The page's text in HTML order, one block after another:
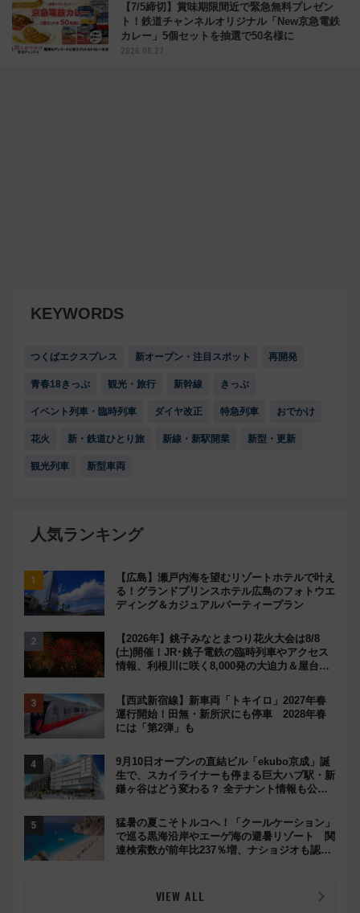
【7/5締切】賞味期限間近で緊急無料プレゼン
ト！鉄道チャンネルオリジナル「New京急電鉄
カレー」5個セットを抽選で50名様に
2026.06.27
KEYWORDS
つくばエクスプレス 新オープン・注目スポット 再開発
青春18きっぷ 観光・旅行 新幹線 きっぷ
イベント列車・臨時列車 ダイヤ改正 特急列車 おでかけ
花火 新・鉄道ひとり旅 新線・新駅開業 新型・更新
観光列車 新型車両
人気ランキング
【広島】瀬戸内海を望むリゾートホテルで叶え
る！グランドプリンスホテル広島のフォトウエ
ディング＆カジュアルパーティープラン
【2026年】銚子みなとまつり花火大会は8/8
(土)開催！JR･銚子電鉄の臨時列車やアクセス
情報、利根川に咲く8,000発の大迫力＆屋台を
【西武新宿線】新車両「トキイロ」2027年春
運行開始！田無・新所沢にも停車 2028年春
には「第2弾」も
9月10日オープンの直結ビル「ekubo京成」誕
生で、スカイライナーも停まる巨大ハブ駅・新
鎌ヶ谷はどう変わる？ 全テナント情報も公
猛暑の夏こそトルコへ！「クールケーション」
で巡る黒海沿岸やエーゲ海の避暑リゾート 関
連検索数が前年比237％増、ナショジオも認め
VIEW ALL